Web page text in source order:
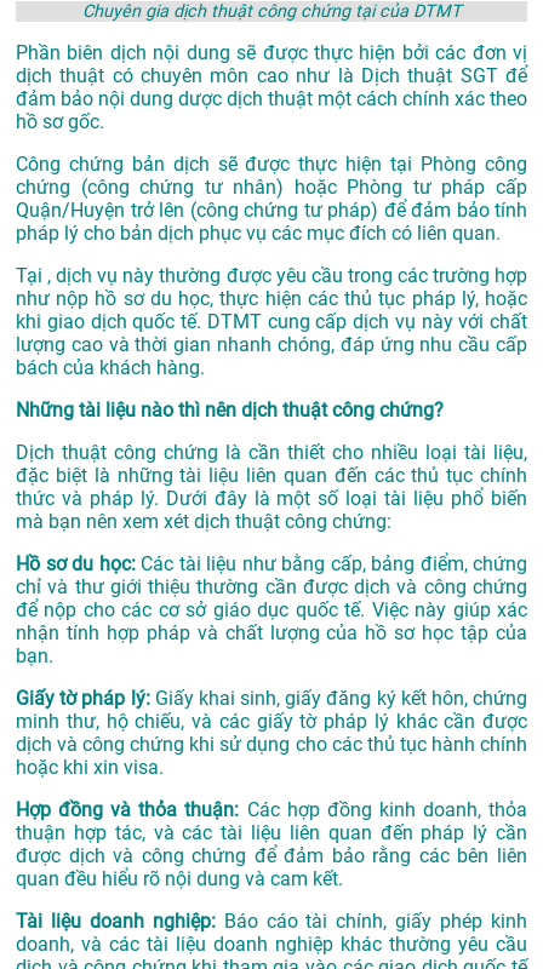
Chuyên gia dịch thuật công chứng tại của DTMT
Phần biên dịch nội dung sẽ được thực hiện bởi các đơn vị
dịch thuật có chuyên môn cao như là Dịch thuật SGTđể
đảm bảo nội dung dược dịch thuật một cách chính xác theo
hồ sơ gốc.
Công chứng bản dịch sẽ được thực hiện tại Phòng công
chứng (công chứng tư nhân) hoặc Phòng tư pháp cấp
Quận/Huyện trở lên (công chứng tư pháp) để đảm bảo tính
pháp lý cho bản dịch phục vụ các mục đích có liên quan.
Tại , dịch vụ này thường được yêu cầu trong các trường hợp
như nộp hồ sơ du học, thực hiện các thủ tục pháp lý, hoặc
khi giao dịch quốc tế. DTMT cung cấp dịch vụ này với chất
lượng cao và thời gian nhanh chóng, đáp ứng nhu cầu cấp
bách của khách hàng.
Những tài liệu nào thì nên dịch thuật công chứng?
Dịch thuật công chứng là cần thiết cho nhiều loại tài liệu,
đặc biệt là những tài liệu liên quan đến các thủ tục chính
thức và pháp lý. Dưới đây là một số loại tài liệu phổ biến
mà bạn nên xem xét dịch thuật công chứng:
Hồ sơ du học:Các tài liệu như bằng cấp, bảng điểm, chứng
chỉ và thư giới thiệu thường cần được dịch và công chứng
để nộp cho các cơ sở giáo dục quốc tế. Việc này giúp xác
nhận tính hợp pháp và chất lượng của hồ sơ học tập của
bạn.
Giấy tờ pháp lý:Giấy khai sinh, giấy đăng ký kết hôn, chứng
minh thư, hộ chiếu, và các giấy tờ pháp lý khác cần được
dịch và công chứng khi sử dụng cho các thủ tục hành chính
hoặc khi xin visa.
Hợp đồng và thỏa thuận: Các hợp đồng kinh doanh, thỏa
thuận hợp tác, và các tài liệu liên quan đến pháp lý cần
được dịch và công chứng để đảm bảo rằng các bên liên
quan đều hiểu rõ nội dung và cam kết.
Tài liệu doanh nghiệp:Báo cáo tài chính, giấy phép kinh
doanh, và các tài liệu doanh nghiệp khác thường yêu cầu